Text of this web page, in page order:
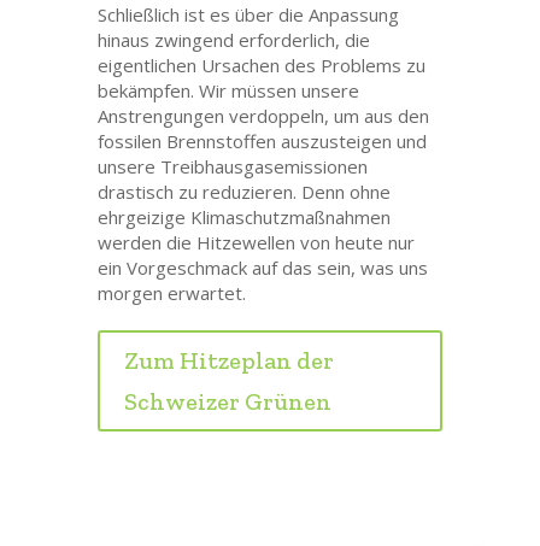
Schließlich ist es über die Anpassung
hinaus zwingend erforderlich, die
eigentlichen Ursachen des Problems zu
bekämpfen. Wir müssen unsere
Anstrengungen verdoppeln, um aus den
fossilen Brennstoffen auszusteigen und
unsere Treibhausgasemissionen
drastisch zu reduzieren. Denn ohne
ehrgeizige Klimaschutzmaßnahmen
werden die Hitzewellen von heute nur
ein Vorgeschmack auf das sein, was uns
morgen erwartet.
Zum Hitzeplan der
Schweizer Grünen